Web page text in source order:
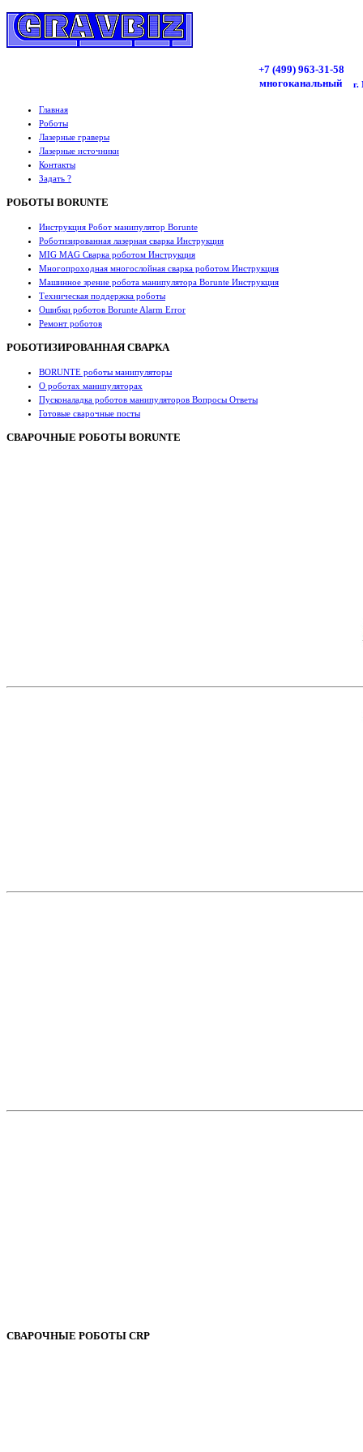
+7 (499) 963-31-58
многоканальный
г.
Главная
Роботы
Лазерные граверы
Лазерные источники
Контакты
Задать ?
РОБОТЫ BORUNTE
Инструкция Робот манипулятор Borunte
Роботизированная лазерная сварка Инструкция
MIG MAG Сварка роботом Инструкция
Многопроходная многослойная сварка роботом Инструкция
Машинное зрение робота манипулятора Borunte Инструкция
Техническая поддержка роботы
Ошибки роботов Borunte Alarm Error
Ремонт роботов
РОБОТИЗИРОВАННАЯ СВАРКА
BORUNTE роботы манипуляторы
О роботах манипуляторах
Пусконаладка роботов манипуляторов Вопросы Ответы
Готовые сварочные посты
СВАРОЧНЫЕ РОБОТЫ BORUNTE
СВАРОЧНЫЕ РОБОТЫ CRP